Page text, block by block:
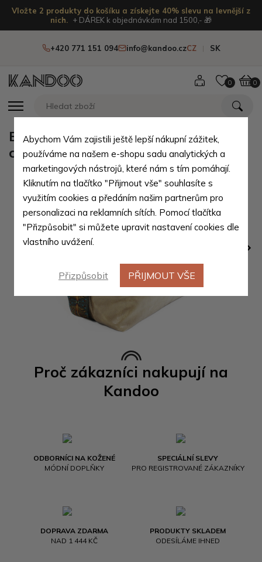
Vložte 2 produkty do košíku a získejte 40% slevu na levnější z
nich.
+ DÁREK k objednávkám nad 1500,- 🎁
+420 771 151 094 info@kandoo.czCZ SK
0 0
Proč zákazníci nakupují na
Kandoo
ODBORNÍCI NA KOŽENÉ
MÓDNÍ DOPLŇKY
SPECIÁLNÍ SLEVY
PRO REGISTROVANÉ ZÁKAZNÍKY
DOPRAVA ZDARMA
NAD 1 444 KČ
PRODUKTY SKLADEM
ODESÍLÁME IHNED
Béžová dámská jednoduchá
crossbody kabelka Amaya
Abychom Vám zajistili ještě lepší nákupní zážitek,
používáme na našem e-shopu sadu analytických a
marketingových nástrojů, které nám s tím pomáhají.
Kliknutím na tlačítko "Přijmout vše" souhlasíte s
využitím cookies a předáním našim partnerům pro
personalizaci na reklamních sítích. Pomocí tlačítka
"Přizpůsobit" si můžete upravit nastavení cookies dle
vlastního uvážení.
Přizpůsobit PŘIJMOUT VŠE